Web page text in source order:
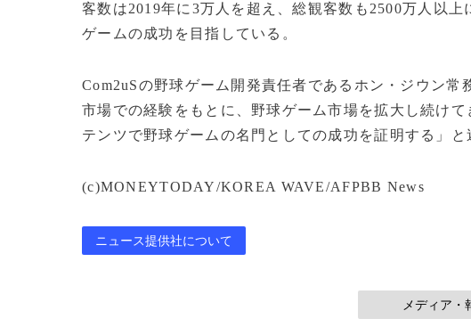
客数は2019年に3万人を超え、総観客数も2500万人以
ゲームの成功を目指している。
Com2uSの野球ゲーム開発責任者であるホン・ジウン
市場での経験をもとに、野球ゲーム市場を拡大し続け
テンツで野球ゲームの名門としての成功を証明する」と
(c)MONEYTODAY/KOREA WAVE/AFPBB News
ニュース提供社について
メディア